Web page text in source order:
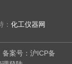
：化工仪器网
备案号：沪ICP备